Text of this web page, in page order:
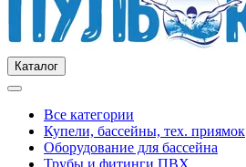
Каталог
Все категории
Купели, бассейны, тех. приямок
Оборудование для бассейна
Трубы и фитинги ПВХ